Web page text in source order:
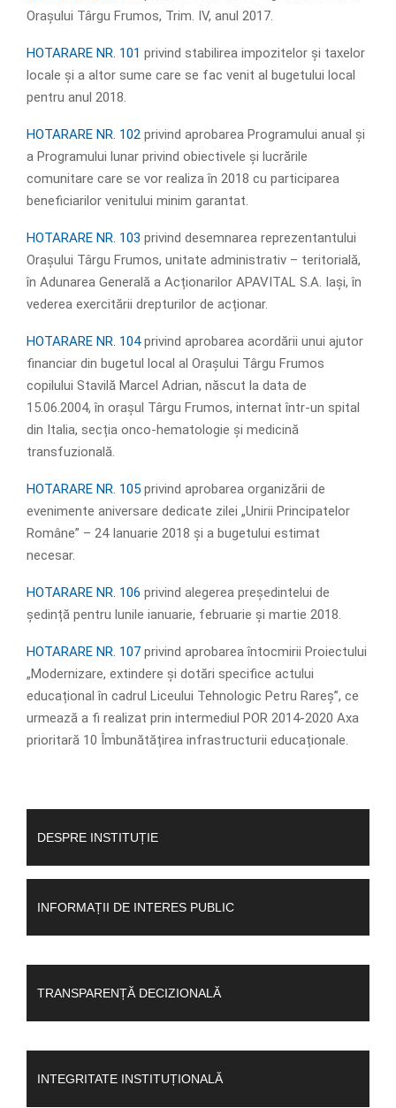
Orașului Târgu Frumos, Trim. IV, anul 2017.
HOTARARE NR. 101 privind stabilirea impozitelor şi taxelor
locale și a altor sume care se fac venit al bugetului local
pentru anul 2018.
HOTARARE NR. 102 privind aprobarea Programului anual și
a Programului lunar privind obiectivele și lucrările
comunitare care se vor realiza în 2018 cu participarea
beneficiarilor venitului minim garantat.
HOTARARE NR. 103 privind desemnarea reprezentantului
Orașului Târgu Frumos, unitate administrativ – teritorială,
în Adunarea Generală a Acționarilor APAVITAL S.A. Iași, în
vederea exercitării drepturilor de acționar.
HOTARARE NR. 104privind aprobarea acordării unui ajutor
financiar din bugetul local al Orașului Târgu Frumos
copilului Stavilă Marcel Adrian, născut la data de
15.06.2004, în orașul Târgu Frumos, internat într-un spital
din Italia, secția onco-hematologie și medicină
transfuzională.
HOTARARE NR. 105 privind aprobarea organizării de
evenimente aniversare dedicate zilei „Unirii Principatelor
Române” – 24 Ianuarie 2018 și a bugetului estimat
necesar.
HOTARARE NR. 106 privind alegerea președintelui de
ședință pentru lunile ianuarie, februarie și martie 2018.
HOTARARE NR. 107 privind aprobarea întocmirii Proiectului
„Modernizare, extindere și dotări specifice actului
educațional în cadrul Liceului Tehnologic Petru Rareș”, ce
urmează a fi realizat prin intermediul POR 2014-2020 Axa
prioritară 10 Îmbunătățirea infrastructurii educaționale.
DESPRE INSTITUȚIE
INFORMAȚII DE INTERES PUBLIC
TRANSPARENȚĂ DECIZIONALĂ
INTEGRITATE INSTITUȚIONALĂ